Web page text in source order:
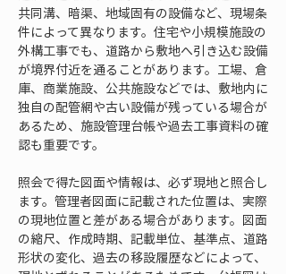
共同溝、暗渠、地域固有の設備など、現場条
件によって異なります。住宅や小規模施設の
外構工事でも、道路から敷地へ引き込む設備
が境界付近を通ることがあります。工場、倉
庫、商業施設、公共施設などでは、敷地内に
独自の配管網や古い設備が残っている場合が
あるため、施設管理台帳や過去工事資料の確
認も重要です。
照会で得た図面や情報は、必ず現地と照合し
ます。管理者図面に記載された位置は、実際
の現地位置と差がある場合があります。図面
の縮尺、作成時期、記載単位、基準点、道路
形状の変化、過去の移設履歴などによって、